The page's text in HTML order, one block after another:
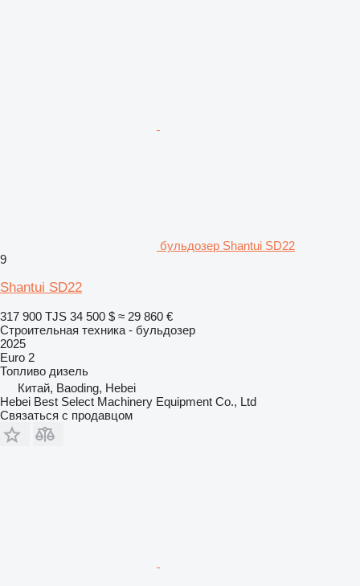
бульдозер Shantui SD22
9
Shantui SD22
317 900 TJS 34 500 $ ≈ 29 860 €
Строительная техника - бульдозер
2025
Euro 2
Топливо дизель
Китай, Baoding, Hebei
Hebei Best Select Machinery Equipment Co., Ltd
Связаться с продавцом